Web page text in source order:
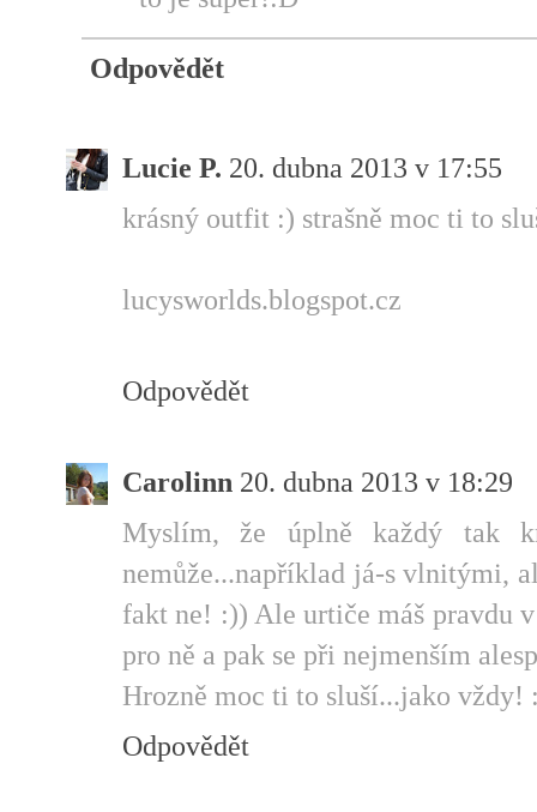
Odpovědět
Lucie P. 20. dubna 2013 v 17:55
krásný outfit :) strašně moc ti to
lucysworlds.blogspot.cz
Odpovědět
Carolinn 20. dubna 2013 v 18:29
Myslím, že úplně každý tak
nemůže...například já-s vlnitými,
fakt ne! :)) Ale urtiče máš pravdu
pro ně a pak se při nejmenším
Hrozně moc ti to sluší...jako vždy!
Odpovědět